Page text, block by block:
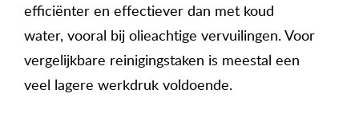
efficiënter en effectiever dan met koud
water, vooral bij olieachtige vervuilingen. Voor
vergelijkbare reinigingstaken is meestal een
veel lagere werkdruk voldoende.